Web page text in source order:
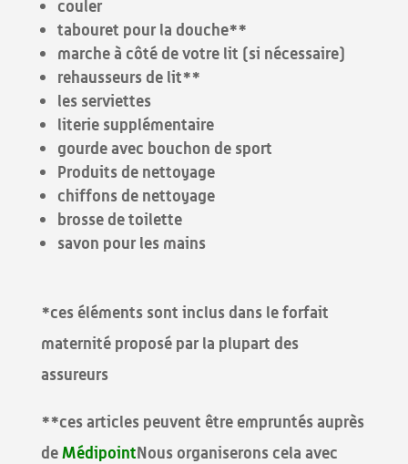
couler
tabouret pour la douche**
marche à côté de votre lit (si nécessaire)
rehausseurs de lit**
les serviettes
literie supplémentaire
gourde avec bouchon de sport
Produits de nettoyage
chiffons de nettoyage
brosse de toilette
savon pour les mains
*ces éléments sont inclus dans le forfait
maternité proposé par la plupart des
assureurs
**ces articles peuvent être empruntés auprès
deMédipointNous organiserons cela avec